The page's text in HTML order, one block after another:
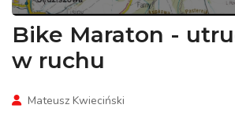
Bike Maraton -
w ruchu
Mateusz Kwieciński